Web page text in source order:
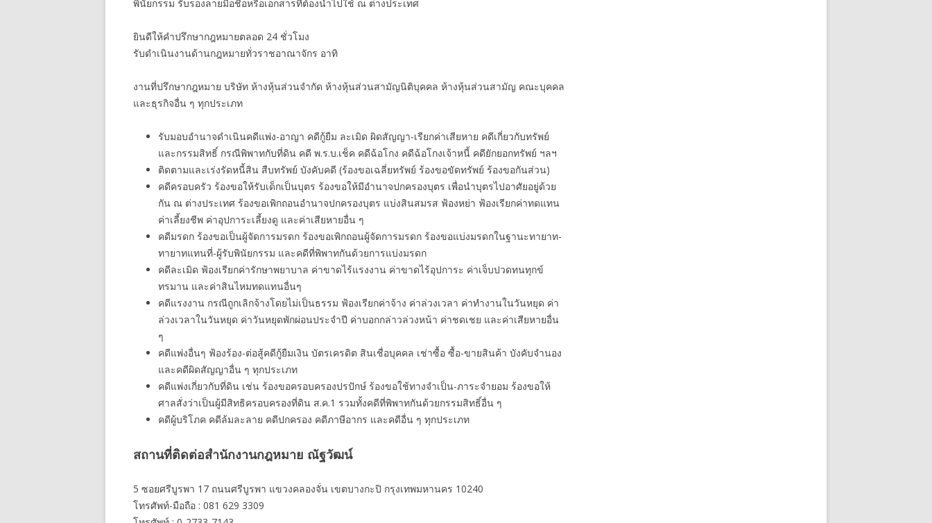
พินัยกรรม รับรองลายมือชื่อหรือเอกสารที่ต้องนำไปใช้ ณ ต่างประเทศ
ยินดีให้คำปรึกษากฎหมายตลอด 24 ชั่วโมง
รับดำเนินงานด้านกฎหมายทั่วราชอาณาจักร อาทิ
งานที่ปรึกษากฎหมาย บริษัท ห้างหุ้นส่วนจำกัด ห้างหุ้นส่วนสามัญนิติบุคคล ห้างหุ้นส่วนสามัญ คณะบุคคล
และธุรกิจอื่น ๆ ทุกประเภท
รับมอบอำนาจดำเนินคดีแพ่ง-อาญา คดีกู้ยืม ละเมิด ผิดสัญญา-เรียกค่าเสียหาย คดีเกี่ยวกับทรัพย์
และกรรมสิทธิ์ กรณีพิพาทกับที่ดิน คดี พ.ร.บ.เช็ค คดีฉ้อโกง คดีฉ้อโกงเจ้าหนี้ คดียักยอกทรัพย์ ฯลฯ
ติดตามและเร่งรัดหนี้สิน สืบทรัพย์ บังคับคดี (ร้องขอเฉลี่ยทรัพย์ ร้องขอขัดทรัพย์ ร้องขอกันส่วน)
คดีครอบครัว ร้องขอให้รับเด็กเป็นบุตร ร้องขอให้มีอำนาจปกครองบุตร เพื่อนำบุตรไปอาศัยอยู่ด้วย
กัน ณ ต่างประเทศ ร้องขอเพิกถอนอำนาจปกครองบุตร แบ่งสินสมรส ฟ้องหย่า ฟ้องเรียกค่าทดแทน
ค่าเลี้ยงชีพ ค่าอุปการะเลี้ยงดู และค่าเสียหายอื่น ๆ
คดีมรดก ร้องขอเป็นผู้จัดการมรดก ร้องขอเพิกถอนผู้จัดการมรดก ร้องขอแบ่งมรดกในฐานะทายาท-
ทายาทแทนที่-ผู้รับพินัยกรรม และคดีที่พิพาทกันด้วยการแบ่งมรดก
คดีละเมิด ฟ้องเรียกค่ารักษาพยาบาล ค่าขาดไร้แรงงาน ค่าขาดไร้อุปการะ ค่าเจ็บปวดทนทุกข์
ทรมาน และค่าสินไหมทดแทนอื่นๆ
คดีแรงงาน กรณีถูกเลิกจ้างโดยไม่เป็นธรรม ฟ้องเรียกค่าจ้าง ค่าล่วงเวลา ค่าทํางานในวันหยุด ค่า
ล่วงเวลาในวันหยุด ค่าวันหยุดพักผ่อนประจำปี ค่าบอกกล่าวล่วงหน้า ค่าชดเชย และค่าเสียหายอื่น
ๆ
คดีแพ่งอื่นๆ ฟ้องร้อง-ต่อสู้คดีกู้ยืมเงิน บัตรเครดิต สินเชื่อบุคคล เช่าซื้อ ซื้อ-ขายสินค้า บังคับจำนอง
และคดีผิดสัญญาอื่น ๆ ทุกประเภท
คดีแพ่งเกี่ยวกับที่ดิน เช่น ร้องขอครอบครองปรปักษ์ ร้องขอใช้ทางจำเป็น-ภาระจำยอม ร้องขอให้
ศาลสั่งว่าเป็นผู้มีสิทธิครอบครองที่ดิน ส.ค.1 รวมทั้งคดีที่พิพาทกันด้วยกรรมสิทธิ์อื่น ๆ
คดีผู้บริโภค คดีล้มละลาย คดีปกครอง คดีภาษีอากร และคดีอื่น ๆ ทุกประเภท
สถานที่ติดต่อสำนักงานกฎหมาย ณัฐวัฒน์
5 ซอยศรีบูรพา 17 ถนนศรีบูรพา แขวงคลองจั่น เขตบางกะปิ กรุงเทพมหานคร 10240
โทรศัพท์-มือถือ : 081 629 3309